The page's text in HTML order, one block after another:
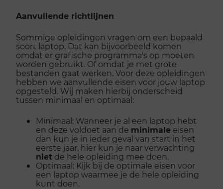
Aanvullende richtlijnen
Sommige opleidingen vragen om een bepaald
soort laptop. Dat kan bijvoorbeeld komen
omdat er grafische programma's op moeten
worden gebruikt. Of omdat je met grote
bestanden gaat werken. Voor deze opleidingen
hebben we aanvullende eisen voor jouw laptop
opgesteld. Wij maken hierbij onderscheid
tussen minimaal en optimaal:
Minimaal: Wanneer je al een laptop hebt
en deze voldoet aan de minimale eisen
dan kun je in ieder geval van start in het
eerste jaar, hier kun je naar verwachting
niet de hele opleiding mee doen.
Optimaal: Kijk bij de optimale eisen voor
een laptop waarmee je de hele opleiding
kunt doen.